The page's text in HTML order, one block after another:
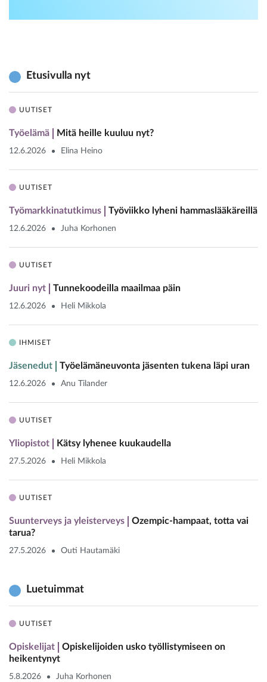
Etusivulla nyt
UUTISET
Työelämä Mitä heille kuuluu nyt?
12.6.2026 Elina Heino
UUTISET
Työmarkkinatutkimus Työviikko lyheni hammaslääkäreillä
12.6.2026 Juha Korhonen
UUTISET
Juuri nyt Tunnekoodeilla maailmaa päin
12.6.2026 Heli Mikkola
IHMISET
Jäsenedut Työelämäneuvonta jäsenten tukena läpi uran
12.6.2026 Anu Tilander
UUTISET
Yliopistot Kätsy lyhenee kuukaudella
27.5.2026 Heli Mikkola
UUTISET
Suunterveys ja yleisterveys
Ozempic-hampaat, totta vai
tarua?
27.5.2026 Outi Hautamäki
Luetuimmat
UUTISET
Opiskelijat
Opiskelijoiden usko työllistymiseen on
heikentynyt
5.8.2026 Juha Korhonen